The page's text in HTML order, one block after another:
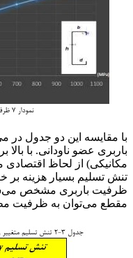
با مقایسه این دو جدول در
باربری عضو ناودانی. با
مکانیکی) از لحاظ اقتصادی
تنش تسلیم بسیار هزینه بر
ظرفیت باربری مشخص می‌شود
مقطع می‌توان به ظرفیت